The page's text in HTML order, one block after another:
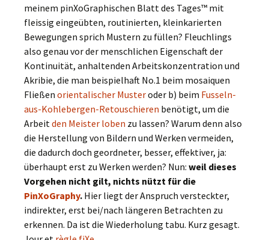
meinem pinXoGraphischen Blatt des Tages™ mit
fleissig eingeübten, routinierten, kleinkarierten
Bewegungen sprich Mustern zu füllen? Fleuchlings
also genau vor der menschlichen Eigenschaft der
Kontinuität, anhaltenden Arbeitskonzentration und
Akribie, die man beispielhaft No.1 beim mosaiquen
Fließen orientalischer Musteroder b) beim Fusseln-
aus-Kohlebergen-Retouschieren benötigt, um die
Arbeitden Meister loben zu lassen? Warum denn also
die Herstellung von Bildern und Werken vermeiden,
die dadurch doch geordneter, besser, effektiver, ja:
überhaupt erst zu Werken werden? Nun: weil dieses
Vorgehen nicht gilt, nichts nützt für die
PinXoGraphy. Hier liegt der Anspruch versteckter,
indirekter, erst bei/nach längeren Betrachten zu
erkennen. Da ist die Wiederholung tabu. Kurz gesagt.